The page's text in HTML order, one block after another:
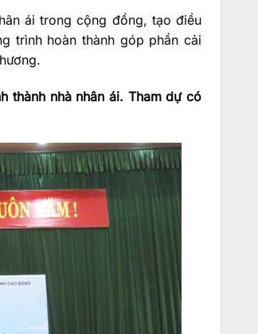
ái trong cộng đồng, tạo điều
trình hoàn thành góp phần cải
thành nhà nhân ái. Tham dự có